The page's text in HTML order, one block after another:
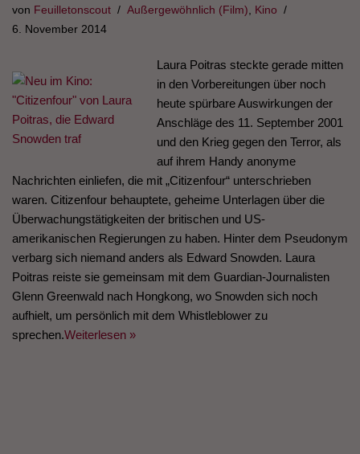
von Feuilletonscout Außergewöhnlich (Film)
Kino
6. November 2014
Laura Poitras steckte gerade mitten
in den Vorbereitungen über noch
heute spürbare Auswirkungen der
Anschläge des 11. September 2001
und den Krieg gegen den Terror, als
auf ihrem Handy anonyme
Nachrichten einliefen, die mit „Citizenfour“ unterschrieben
waren. Citizenfour behauptete, geheime Unterlagen über die
Überwachungstätigkeiten der britischen und US-
amerikanischen Regierungen zu haben. Hinter dem Pseudonym
verbarg sich niemand anders als Edward Snowden. Laura
Poitras reiste sie gemeinsam mit dem Guardian-Journalisten
Glenn Greenwald nach Hongkong, wo Snowden sich noch
aufhielt, um persönlich mit dem Whistleblower zu
sprechen.Weiterlesen »